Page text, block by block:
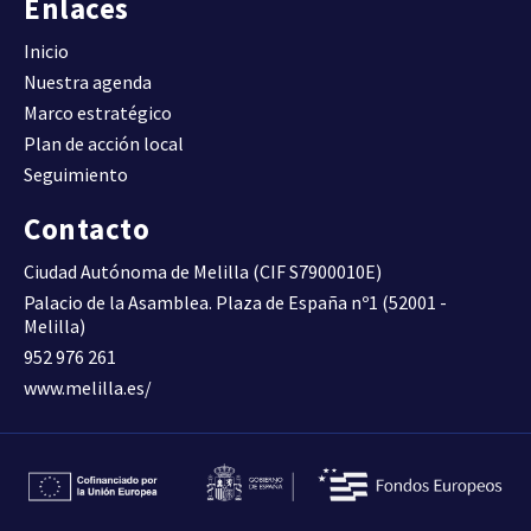
(Viv/ha).
D09
Compacidad urbana.
Superficie construida total
por superficie de suelo
(m2t/m2s)
D10A
Superficie construida de uso
residencial por superficie de
0,6200
de superficie construida (%).
COMPACIDAD RESIDENCIAL
Enlaces
Inicio
Nuestra agenda
Marco estratégico
Plan de acción local
Seguimiento
Contacto
Ciudad Autónoma de Melilla (CIF S7900010E)
Palacio de la Asamblea. Plaza de España nº1 (52001 -
Melilla)
952 976 261
www.melilla.es/